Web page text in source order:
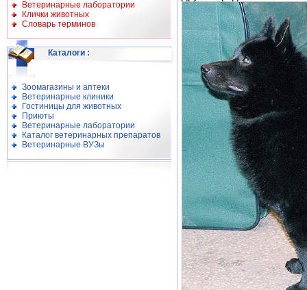
Ветеринарные лаборатории
Клички животных
Словарь терминов
Каталоги :
Зоомагазины и аптеки
Ветеринарные клиники
Гостиницы для животных
Приюты
Ветеринарные лаборатории
Каталог ветеринарных препаратов
Ветеринарные ВУЗы